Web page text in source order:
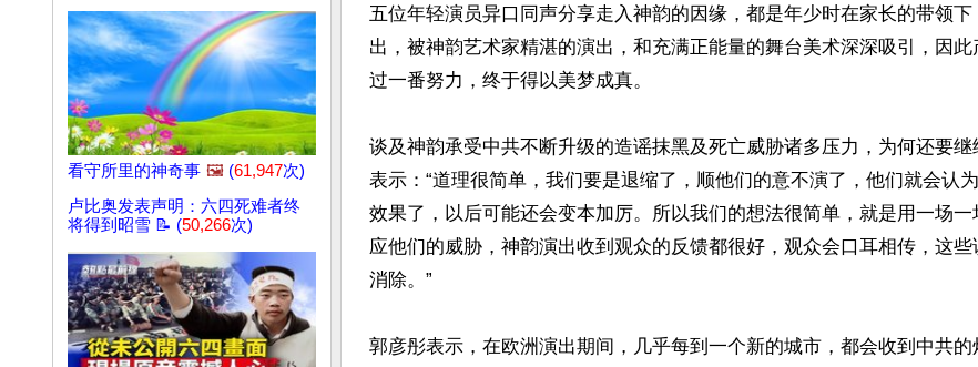
看守所里的神奇事 🖼️ (61,947次)
卢比奥发表声明：六四死难者终
将得到昭雪 📝 (50,266次)
五位年轻演员异口同声分享走入神韵的因缘，都是年少时在家长的带领
出，被神韵艺术家精湛的演出，和充满正能量的舞台美术深深吸引，因
过一番努力，终于得以美梦成真。
谈及神韵承受中共不断升级的造谣抹黑及死亡威胁诸多压力，为何还要
表示：“道理很简单，我们要是退缩了，顺他们的意不演了，他们就会认
效果了，以后可能还会变本加厉。所以我们的想法很简单，就是用一场一
应他们的威胁，神韵演出收到观众的反馈都很好，观众会口耳相传，这
消除。”
郭彦彤表示，在欧洲演出期间，几乎每到一个新的城市，都会收到中共